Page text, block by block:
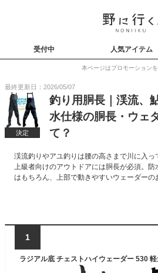
受付中 人気アイテム
本ページはプロモーション
最終更新日：2026/05/07
決定
釣り用胴長｜渓流、
水仕様の胴長・ウェ
て？
渓流釣りやアユ釣りは腰の高さまで川に入
上級者向けのアウトドアには胴長が必須。
はもちろん、上部で動きやすいウェーダーの
1